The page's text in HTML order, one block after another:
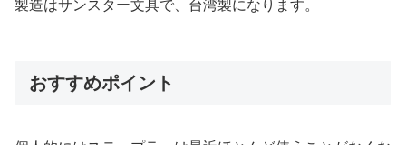
製造はサンスター文具で、台湾製になります。
おすすめポイント